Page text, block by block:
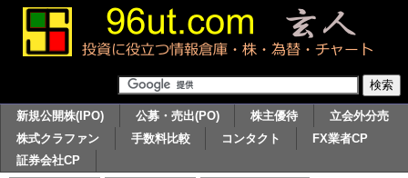
新規公開株(IPO) 公募・売出(PO) 株主優待
立会外分売
株式クラファン
手数料比較 コンタクト
FX業者CP
証券会社CP